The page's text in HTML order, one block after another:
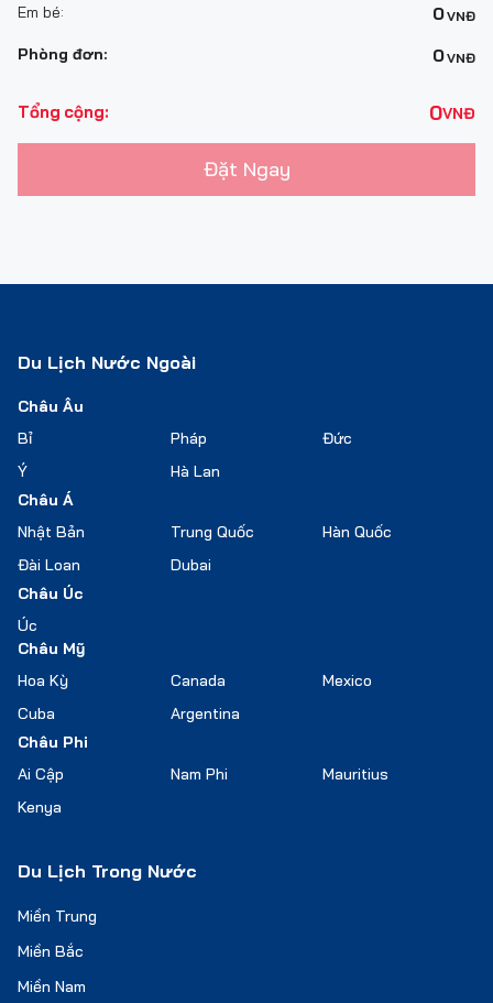
Em bé: 0VNĐ
Phòng đơn: 0VNĐ
Tổng cộng: 0VNĐ
Đặt Ngay
Du Lịch Nước Ngoài
Châu Âu
Bỉ
Pháp
Đức
Ý
Hà Lan
Châu Á
Nhật Bản
Trung Quốc
Hàn Quốc
Đài Loan
Dubai
Châu Úc
Úc
Châu Mỹ
Hoa Kỳ
Canada
Mexico
Cuba
Argentina
Châu Phi
Ai Cập
Nam Phi
Mauritius
Kenya
Du Lịch Trong Nước
Miền Trung
Miền Bắc
Miền Nam